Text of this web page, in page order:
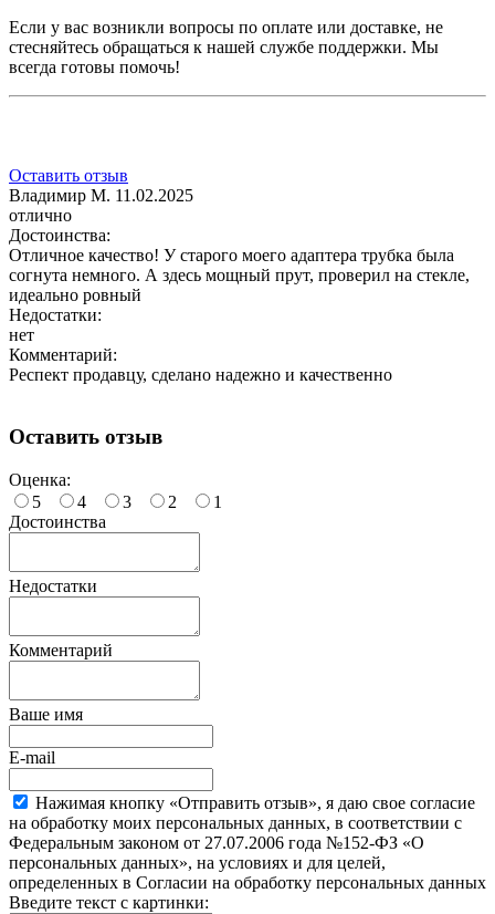
Если у вас возникли вопросы по оплате или доставке, не
стесняйтесь обращаться к нашей службе поддержки. Мы
всегда готовы помочь!
Оставить отзыв
Владимир М. 11.02.2025
отлично
Достоинства:
Отличное качество! У старого моего адаптера трубка была
согнута немного. А здесь мощный прут, проверил на стекле,
идеально ровный
Недостатки:
нет
Комментарий:
Респект продавцу, сделано надежно и качественно
Оставить отзыв
Оценка:
5
4 3 2
1
Достоинства
Недостатки
Комментарий
Ваше имя
E-mail
Нажимая кнопку «Отправить отзыв», я даю свое согласие
на обработку моих персональных данных, в соответствии с
Федеральным законом от 27.07.2006 года №152-ФЗ «О
персональных данных», на условиях и для целей,
определенных в Согласии на обработку персональных данных
Введите текст с картинки: